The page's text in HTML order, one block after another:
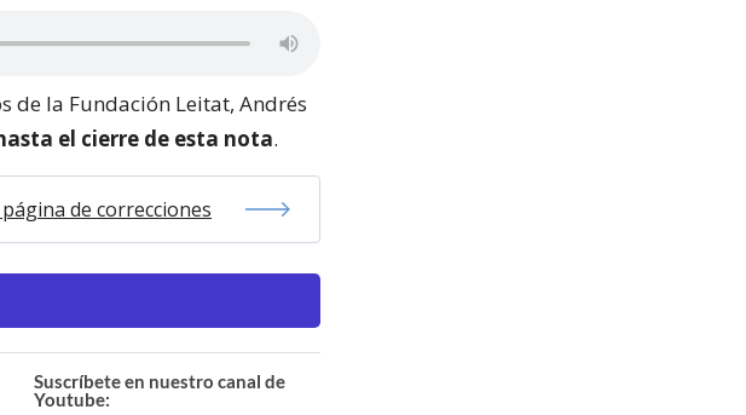
de la Fundación Leitat, Andrés
el cierre de esta nota.
de correcciones
Suscríbete en nuestro canal de
Youtube: